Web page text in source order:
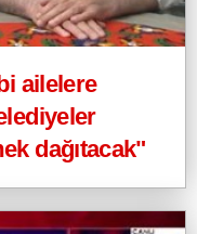
ailelere
dağıtacak"